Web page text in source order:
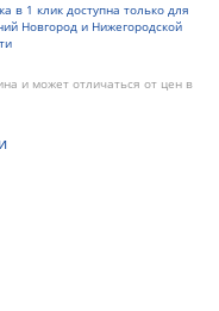
в 1 клик доступна только для
Новгород и Нижегородской
и может отличаться от цен в